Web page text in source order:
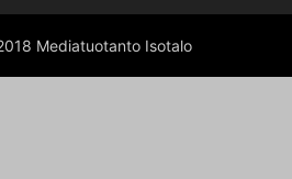
Mediatuotanto Isotalo